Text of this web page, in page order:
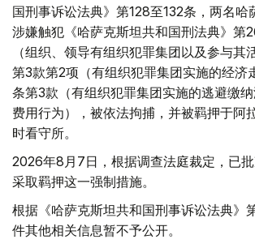
国刑事诉讼法典》第128至132条，两名哈
涉嫌触犯《哈萨克斯坦共和国刑法典》第
（组织、领导有组织犯罪集团以及参与其
第3款第2项（有组织犯罪集团实施的经济
条第3款（有组织犯罪集团实施的逃避缴
费用行为），被依法拘捕，并被羁押于阿
时看守所。
2026年8月7日，根据调查法庭裁定，已
采取羁押这一强制措施。
根据《哈萨克斯坦共和国刑事诉讼法典》
件其他相关信息暂不予公开。